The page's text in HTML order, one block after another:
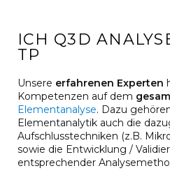
ICH Q3D
TP
Unsere erfahrenen Experten
Kompetenzen auf dem
Elementanalyse. Dazu
Elementanalytik auch die
Aufschlusstechniken (z.B.
sowie die Entwicklung /
entsprechender